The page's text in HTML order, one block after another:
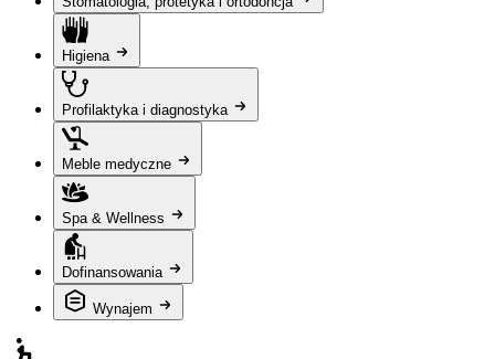
Higiena
Profilaktyka i diagnostyka
Meble medyczne
Spa & Wellness
Dofinansowania
Wynajem